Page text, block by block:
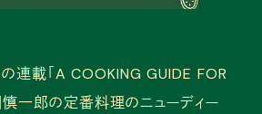
連載「A COOKING GUIDE FOR
一郎の定番料理のニューディー